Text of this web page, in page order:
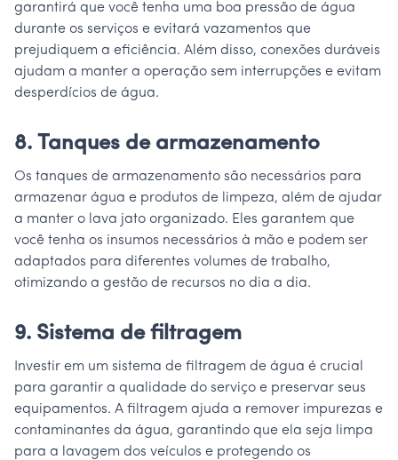
garantirá que você tenha uma boa pressão de água
durante os serviços e evitará vazamentos que
prejudiquem a eficiência. Além disso, conexões duráveis
ajudam a manter a operação sem interrupções e evitam
desperdícios de água.
8. Tanques de armazenamento
Os tanques de armazenamento são necessários para
armazenar água e produtos de limpeza, além de ajudar
a manter o lava jato organizado. Eles garantem que
você tenha os insumos necessários à mão e podem ser
adaptados para diferentes volumes de trabalho,
otimizando a gestão de recursos no dia a dia.
9. Sistema de filtragem
Investir em um sistema de filtragem de água é crucial
para garantir a qualidade do serviço e preservar seus
equipamentos. A filtragem ajuda a remover impurezas e
contaminantes da água, garantindo que ela seja limpa
para a lavagem dos veículos e protegendo os